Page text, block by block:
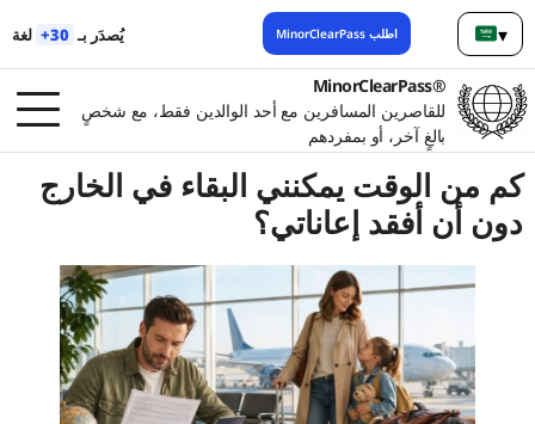
يُصدَر بـ 30+ لغة اطلب MinorClearPass ▾
®MinorClearPass
للقاصرين المسافرين مع أحد الوالدين فقط، مع شخصٍ
بالغٍ آخر، أو بمفردهم
كم من الوقت يمكنني البقاء في الخارج
دون أن أفقد إعاناتي؟